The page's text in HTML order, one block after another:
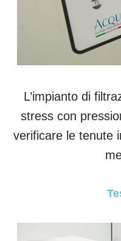
L’impianto di
stress con
verificare le tenute